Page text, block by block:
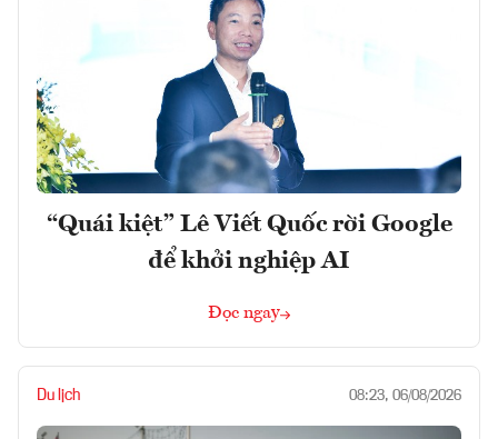
“Quái kiệt” Lê Viết Quốc rời Google
để khởi nghiệp AI
Đọc ngay
Du lịch 08:23, 06/08/2026